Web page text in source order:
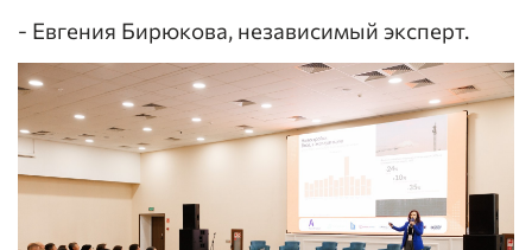
- Евгения Бирюкова, независимый эксперт.